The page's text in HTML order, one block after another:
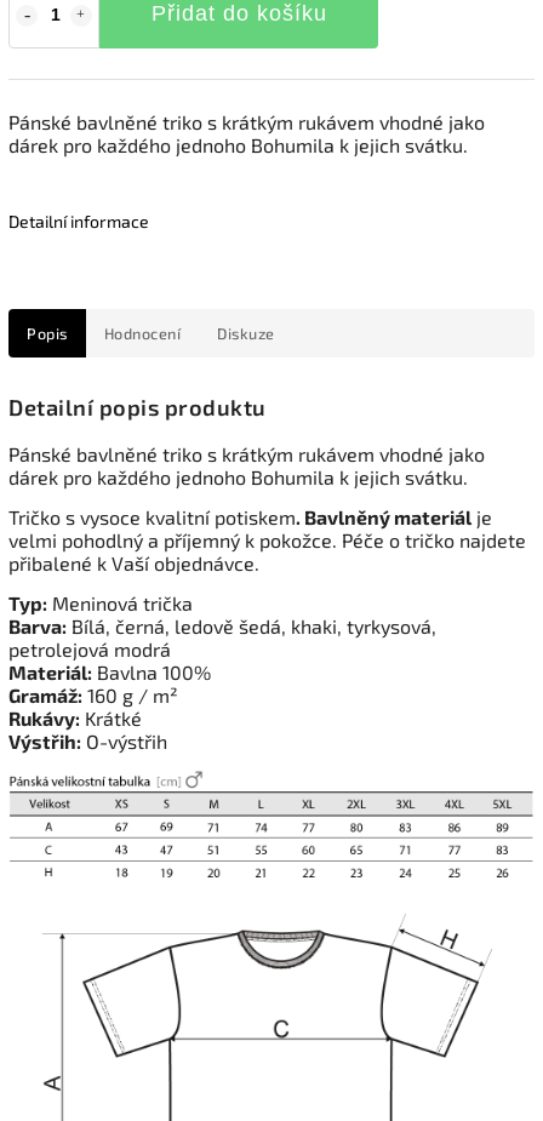
Přidat do košíku
Pánské bavlněné triko s krátkým rukávem vhodné jako
dárek pro každého jednoho Bohumila k jejich svátku.
Detailní informace
Popis Hodnocení Diskuze
Detailní popis produktu
Pánské bavlněné triko s krátkým rukávem vhodné jako
dárek pro každého jednoho Bohumila k jejich svátku.
Tričko s vysoce kvalitní potiskem. Bavlněný materiál je
velmi pohodlný a příjemný k pokožce. Péče o tričko najdete
přibalené k Vaší objednávce.
Typ: Meninová trička
Barva: Bílá, černá, ledově šedá, khaki, tyrkysová,
petrolejová modrá
Materiál: Bavlna 100%
Gramáž: 160 g / m²
Rukávy: Krátké
Výstřih: O-výstřih